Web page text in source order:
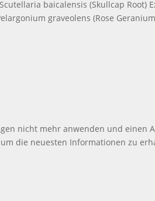
baicalensis (Skullcap Root)
graveolens (Rose
nicht mehr anwenden und einen
die neuesten Informationen zu